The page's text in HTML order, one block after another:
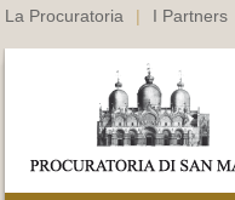
La Procuratoria | I Partners